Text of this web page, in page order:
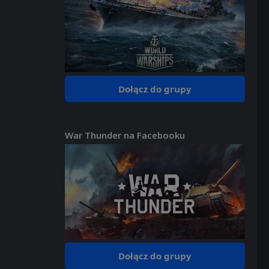
Dołącz do grupy
War Thunder na Facebooku
Dołącz do grupy